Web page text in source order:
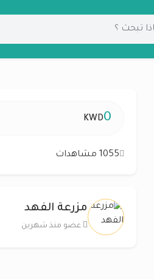
0
KWD
1055 مشاهدات
مزرعة الفهد
عضو منذ شهرين